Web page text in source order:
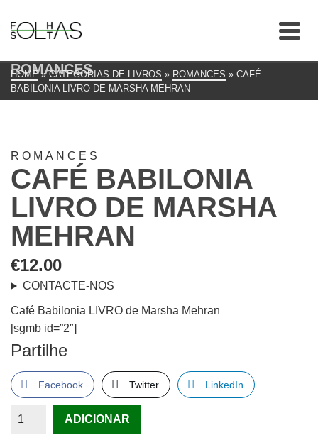
ROMANCES
HOME » CATEGORIAS DE LIVROS » ROMANCES » CAFÉ
BABILONIA LIVRO DE MARSHA MEHRAN
ROMANCES
CAFÉ BABILONIA
LIVRO DE MARSHA
MEHRAN
€12.00
CONTACTE-NOS
Café Babilonia LIVRO de Marsha Mehran
[sgmb id=”2″]
Partilhe
Facebook Twitter LinkedIn
QuantidadeADICIONAR